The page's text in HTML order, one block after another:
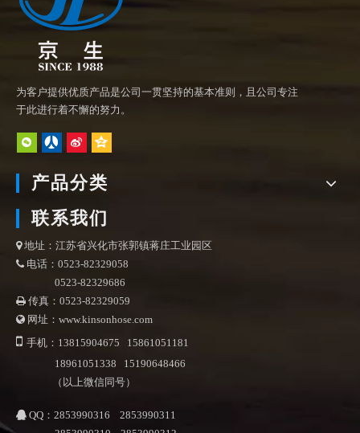
为客户提供优质产品是公司一贯坚持的基本准则，且公司专注
于此进行着不懈的努力。
产品分类
联系我们
地址：江苏省兴化市张郭镇蒋庄工业园区
 电话：0523-82329058
0523-82329686
 传真：0523-82329059
 网址：www.kinsonhose.com
 手机：13815904675 15861051181
18961051338 15190648466
（以上微信同号）
 QQ：2853990316 2853990311